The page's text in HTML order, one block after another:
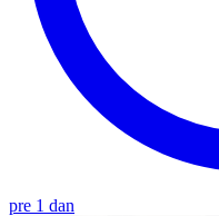
pre 1 dan